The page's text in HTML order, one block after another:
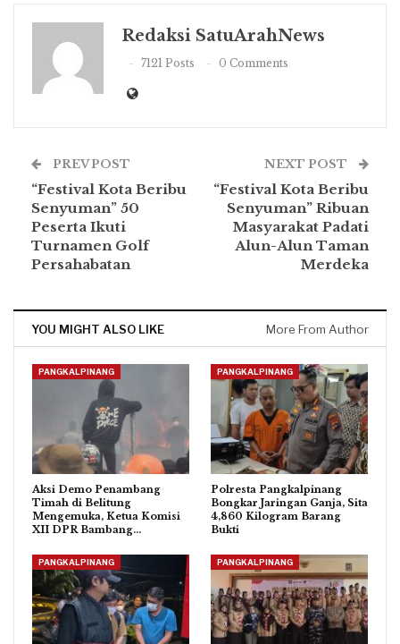
Redaksi SatuArahNews
7121 Posts 0 Comments
PREV POST
“Festival Kota Beribu
Senyuman” 50
Peserta Ikuti
Turnamen Golf
Persahabatan
NEXT POST
“Festival Kota Beribu
Senyuman” Ribuan
Masyarakat Padati
Alun-Alun Taman
Merdeka
YOU MIGHT ALSO LIKE More From Author
PANGKALPINANG
Aksi Demo Penambang
Timah di Belitung
Mengemuka, Ketua Komisi
XII DPR Bambang…
PANGKALPINANG
Polresta Pangkalpinang
Bongkar Jaringan Ganja, Sita
4,860 Kilogram Barang
Bukti
PANGKALPINANG PANGKALPINANG